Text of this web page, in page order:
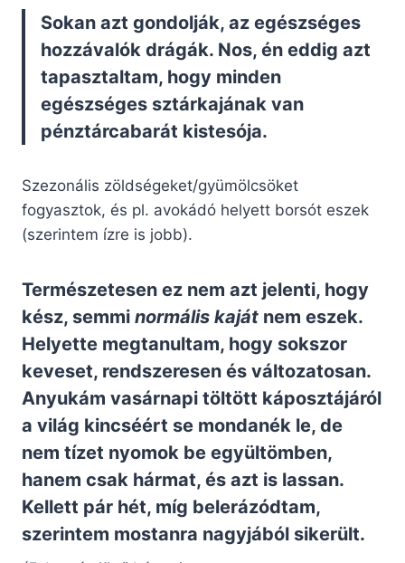
Sokan azt gondolják, az egészséges
hozzávalók drágák. Nos, én eddig azt
tapasztaltam, hogy minden
egészséges sztárkajának van
pénztárcabarát kistesója.
Szezonális zöldségeket/gyümölcsöket
fogyasztok, és pl. avokádó helyett borsót eszek
(szerintem ízre is jobb).
Természetesen ez nem azt jelenti, hogy
kész, semmi normális kaját nem eszek.
Helyette megtanultam, hogy sokszor
keveset, rendszeresen és változatosan.
Anyukám vasárnapi töltött káposztájáról
a világ kincséért se mondanék le, de
nem tízet nyomok be együltömben,
hanem csak hármat, és azt is lassan.
Kellett pár hét, míg belerázódtam,
szerintem mostanra nagyjából sikerült.